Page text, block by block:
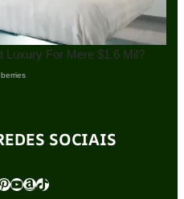
SOCIAIS
Youtube Amazon TikTok